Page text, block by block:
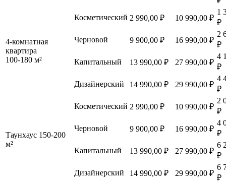
4-комнатная
квартира
100-180 м²
Косметический 2 990,00 ₽ 10 990,00 ₽
1
₽
Черновой
9 900,00 ₽ 16 990,00 ₽
2
₽
Капитальный
13 990,00 ₽ 27 990,00 ₽
4
₽
Дизайнерский
14 990,00 ₽ 29 990,00 ₽
4
₽
Таунхаус 150-200
м²
Косметический 2 990,00 ₽ 10 990,00 ₽
2
₽
Черновой
9 900,00 ₽ 16 990,00 ₽
4
₽
Капитальный
13 990,00 ₽ 27 990,00 ₽
6
₽
Дизайнерский
14 990,00 ₽ 29 990,00 ₽
6
₽